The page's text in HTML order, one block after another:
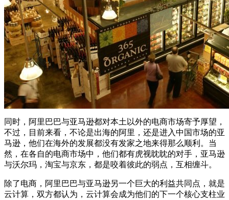
同时，阿里巴巴与亚马逊都对本土以外的电商市场寄予厚望，
不过，目前来看，不论是出海的阿里，还是进入中国市场的亚
马逊，他们在海外的发展都没有发家之地来得那么顺利。当
然，在各自的电商市场中，他们都有虎视眈眈的对手，亚马逊
与沃尔玛，淘宝与京东，都是咬着彼此的弱点，互相缠斗。
除了电商，阿里巴巴与亚马逊另一个巨大的利益共同点，就是
云计算，双方都认为，云计算会成为他们的下一个核心支柱业